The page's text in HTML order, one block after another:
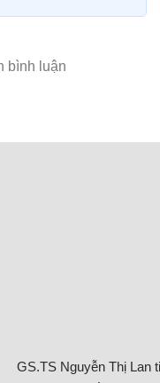
GS.TS Nguyễn Thị Lan